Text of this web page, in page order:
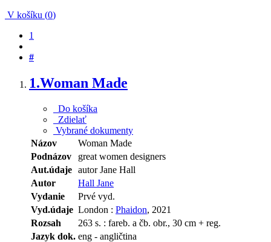
V košíku (0)
1
#
1.Woman Made
Do košíka
Zdielať
Vybrané dokumenty
Názov
Woman Made
Podnázov
great women designers
Aut.údaje autor Jane Hall
Autor
Hall Jane
Vydanie
Prvé vyd.
Vyd.údaje London : Phaidon, 2021
Rozsah
263 s. : fareb. a čb. obr., 30 cm + reg.
Jazyk dok. eng - angličtina